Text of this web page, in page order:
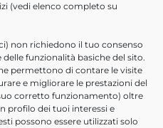
(vedi elenco completo su
non richiedono il tuo consenso
delle funzionalità basiche del sito.
permettono di contare le visite
e migliorare le prestazioni del
corretto funzionamento) oltre
profilo dei tuoi interessi e
possono essere utilizzati solo